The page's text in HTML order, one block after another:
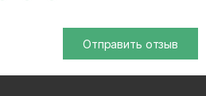
Отправить отзыв